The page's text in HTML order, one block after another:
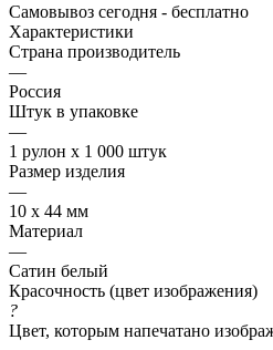
Самовывоз сегодня - бесплатно
Характеристики
Страна производитель
—
Россия
Штук в упаковке
—
1 рулон х 1 000 штук
Размер изделия
—
10 х 44 мм
Материал
—
Сатин белый
Красочность (цвет изображения)
?
Цвет, которым напечатано